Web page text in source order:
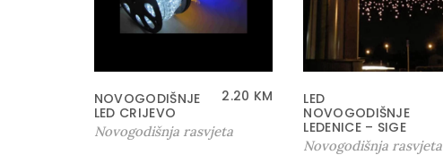
NOVOGODIŠNJE
LED CRIJEVO
2.20 KM
Novogodišnja rasvjeta
LED
NOVOGODIŠNJE
LEDENICE – SIGE
Novogodišnja rasvjeta